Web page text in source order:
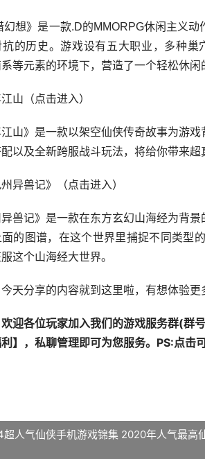
幻想》是一款.D的MMORPG休闲主义
抗的历史。游戏设有五大职业，多种
等元素的环境下，营造了一个轻松休闲
山 （点击进入）
江山》是一款以架空仙侠传奇故事为游
以及全新跨服战斗玩法，将给你带来超
异兽记》 （点击进 入）
异兽记》是一款在东方玄幻山海经为背
面的图谱，在这个世界里捕捉不同类型
这个山海经大世界。
天分享的内容就到这里啦，有想体验
迎各位玩家加入我们的游戏服务群(群
】，私聊管理即可为您服务。 PS:点击
超人气仙侠手机游戏锦集 2020年人气最高